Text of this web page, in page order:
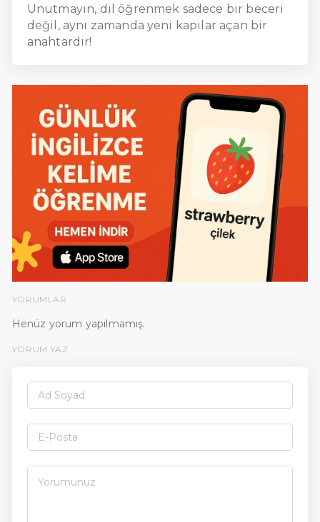
Unutmayın, dil öğrenmek sadece bir beceri
değil, aynı zamanda yeni kapılar açan bir
anahtardır!
YORUMLAR
Henüz yorum yapılmamış.
YORUM YAZ